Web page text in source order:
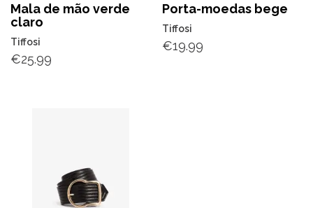
Mala de mão verde
claro
Tiffosi
€25.99
Porta-moedas bege
Tiffosi
€19.99